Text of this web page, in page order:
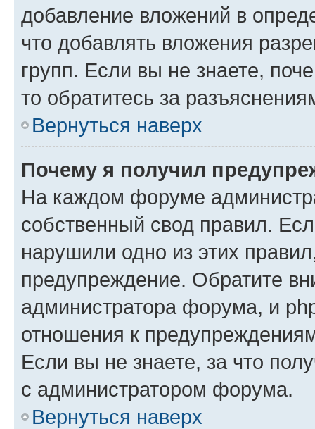
добавление вложений в
что добавлять вложения
групп. Если вы не знаете,
то обратитесь за
Вернуться наверх
Почему я получил
На каждом форуме
собственный свод правил.
нарушили одно из этих
предупреждение. Обратите
администратора форума, и
отношения к
Если вы не знаете, за что
с администратором форума.
Вернуться наверх